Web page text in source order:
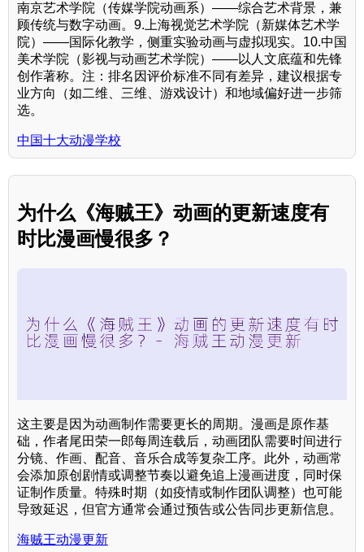
南京艺术学院（传媒学院动画系）——综合艺术背景，兼
顾传统与数字动画。9.上海视觉艺术学院（新媒体艺术学
院）——国际化教学，侧重实验动画与虚拟现实。10.中国
美术学院（影视与动画艺术学院）——以人文底蕴和先锋
创作著称。注：排名因评价标准不同有差异，建议根据专
业方向（如二维、三维、游戏设计）和地域偏好进一步筛
选。
中国十大动漫学校
为什么《海贼王》动画的更新速度有
时比漫画慢很多？
这主要是因为动画制作需要更长的周期。漫画是原作基
础，作者尾田荣一郎每周连载后，动画团队需要时间进行
分镜、作画、配音、音乐合成等复杂工序。此外，动画常
会添加原创剧情或调整节奏以避免追上漫画进度，同时保
证制作质量。特殊时期（如疫情或制作团队调整）也可能
导致延迟，但官方通常会通过预告或公告同步更新信息。
海贼王动漫更新